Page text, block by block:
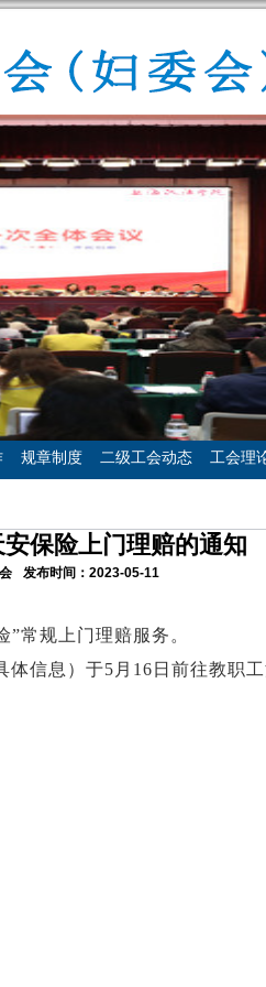
规章制度 二级工会动态 工会理
保险上门理赔的通知
发布时间：2023-05-11
常规上门理赔服务。
信息）于5月16日前往教职工